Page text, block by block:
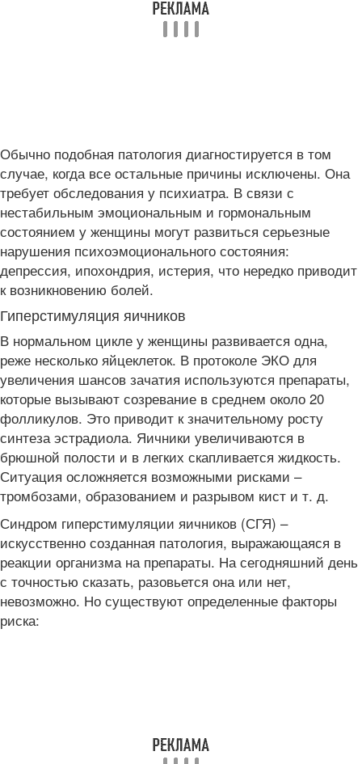
Обычно подобная патология диагностируется в том
случае, когда все остальные причины исключены. Она
требует обследования у психиатра. В связи с
нестабильным эмоциональным и гормональным
состоянием у женщины могут развиться серьезные
нарушения психоэмоционального состояния:
депрессия, ипохондрия, истерия, что нередко приводит
к возникновению болей.
Гиперстимуляция яичников
В нормальном цикле у женщины развивается одна,
реже несколько яйцеклеток. В протоколе ЭКО для
увеличения шансов зачатия используются препараты,
которые вызывают созревание в среднем около 20
фолликулов. Это приводит к значительному росту
синтеза эстрадиола. Яичники увеличиваются в
брюшной полости и в легких скапливается жидкость.
Ситуация осложняется возможными рисками –
тромбозами, образованием и разрывом кист и т. д.
Синдром гиперстимуляции яичников (СГЯ) –
искусственно созданная патология, выражающаяся в
реакции организма на препараты. На сегодняшний день
с точностью сказать, разовьется она или нет,
невозможно. Но существуют определенные факторы
риска: